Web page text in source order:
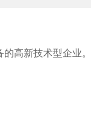
高新技术型企业